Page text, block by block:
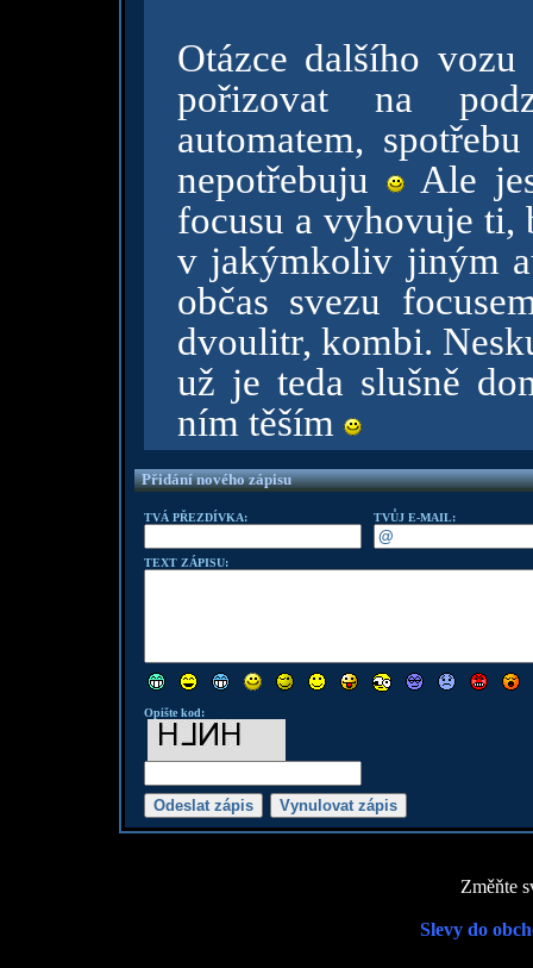
Otázce dalšího
pořizovat na
automatem,
nepotřebuju
Ale
focusu a vyhovuje ti,
v jakýmkoliv jiným
občas svezu
dvoulitr, kombi.
už je teda slušně
ním těším
Přidání nového zápisu
TVÁ PŘEZDÍVKA: TVŮJ E-MAIL:
TEXT ZÁPISU:
Opište kod:
Změňte
Slevy do